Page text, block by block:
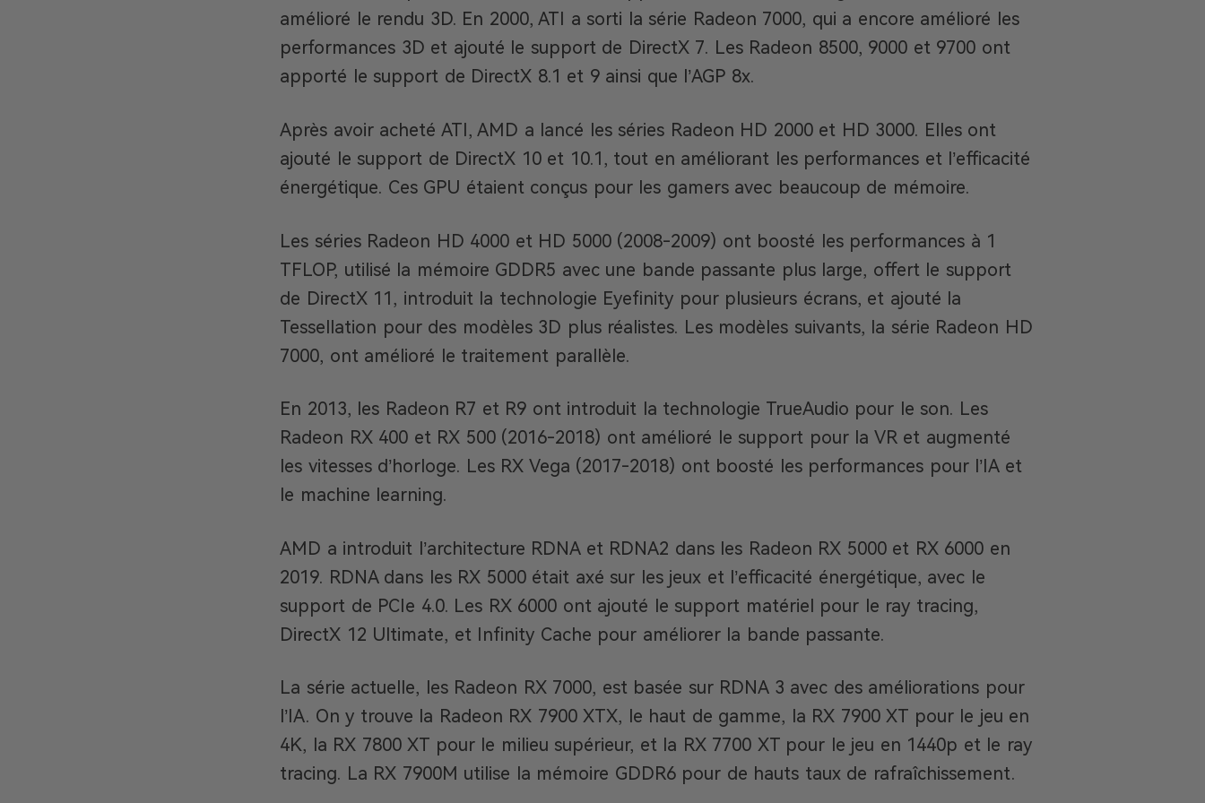
amélioré le rendu 3D. En 2000, ATI a sorti la série Radeon 7000, qui a encore amélioré les
performances 3D et ajouté le support de DirectX 7. Les Radeon 8500, 9000 et 9700 ont
apporté le support de DirectX 8.1 et 9 ainsi que l’AGP 8x.
Après avoir acheté ATI, AMD a lancé les séries Radeon HD 2000 et HD 3000. Elles ont
ajouté le support de DirectX 10 et 10.1, tout en améliorant les performances et l’efficacité
énergétique. Ces GPU étaient conçus pour les gamers avec beaucoup de mémoire.
Les séries Radeon HD 4000 et HD 5000 (2008-2009) ont boosté les performances à 1
TFLOP, utilisé la mémoire GDDR5 avec une bande passante plus large, offert le support
de DirectX 11, introduit la technologie Eyefinity pour plusieurs écrans, et ajouté la
Tessellation pour des modèles 3D plus réalistes. Les modèles suivants, la série Radeon HD
7000, ont amélioré le traitement parallèle.
En 2013, les Radeon R7 et R9 ont introduit la technologie TrueAudio pour le son. Les
Radeon RX 400 et RX 500 (2016-2018) ont amélioré le support pour la VR et augmenté
les vitesses d’horloge. Les RX Vega (2017-2018) ont boosté les performances pour l’IA et
le machine learning.
AMD a introduit l’architecture RDNA et RDNA2 dans les Radeon RX 5000 et RX 6000 en
2019. RDNA dans les RX 5000 était axé sur les jeux et l’efficacité énergétique, avec le
support de PCIe 4.0. Les RX 6000 ont ajouté le support matériel pour le ray tracing,
DirectX 12 Ultimate, et Infinity Cache pour améliorer la bande passante.
La série actuelle, les Radeon RX 7000, est basée sur RDNA 3 avec des améliorations pour
l’IA. On y trouve la Radeon RX 7900 XTX, le haut de gamme, la RX 7900 XT pour le jeu en
4K, la RX 7800 XT pour le milieu supérieur, et la RX 7700 XT pour le jeu en 1440p et le ray
tracing. La RX 7900M utilise la mémoire GDDR6 pour de hauts taux de rafraîchissement.